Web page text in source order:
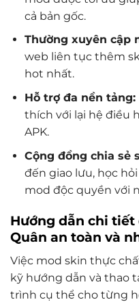
cả bản gốc.
Thường xuyên cập
web liên tục thêm
hot nhất.
Hỗ trợ đa nền tảng:
thích với lại hệ điều
APK.
Cộng đồng chia sẻ
đến giao lưu, học
mod độc quyền với
Hướng dẫn chi tiết
Quân an toàn và
Việc mod skin thực
kỹ hướng dẫn và thao
trình cụ thể cho từng